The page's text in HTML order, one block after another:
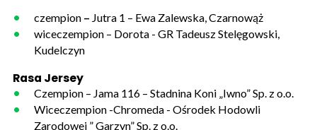
czempion – Jutra 1 – Ewa Zalewska, Czarnowąż
wiceczempion – Dorota - GR Tadeusz Stelęgowski,
Kudelczyn
Rasa Jersey
Czempion – Jama 116 – Stadnina Koni „Iwno” Sp. z o.o.
Wiceczempion -Chromeda - Ośrodek Hodowli
Zarodowej ” Garzyn” Sp. z o.o.